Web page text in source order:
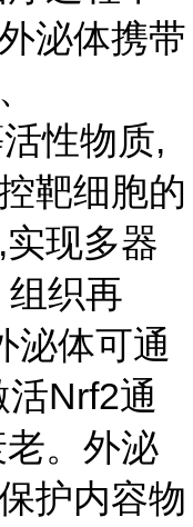
泌体携带
性物质,
靶细胞的
现多器
织再
泌体可通
Nrf2通
。外泌
护内容物